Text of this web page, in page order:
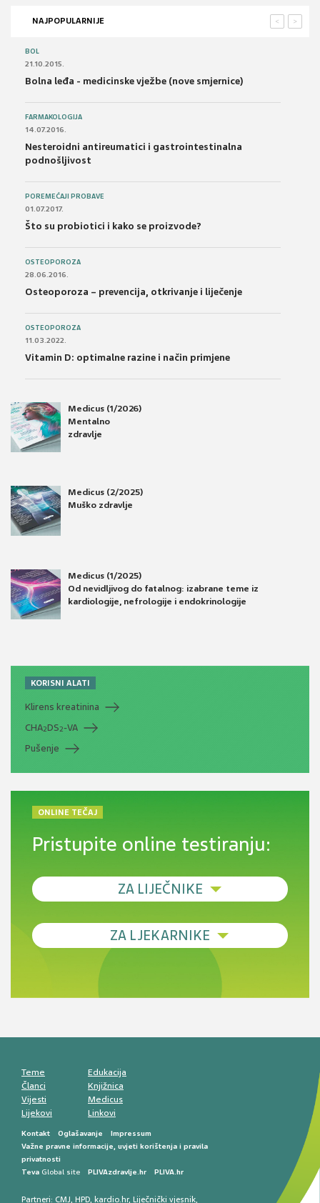
NAJPOPULARNIJE >
<
BOL
21.10.2015.
Bolna leđa - medicinske vježbe (nove smjernice)
FARMAKOLOGIJA
14.07.2016.
Nesteroidni antireumatici i gastrointestinalna
podnošljivost
POREMEĆAJI PROBAVE
01.07.2017.
Što su probiotici i kako se proizvode?
OSTEOPOROZA
28.06.2016.
Osteoporoza – prevencija, otkrivanje i liječenje
OSTEOPOROZA
11.03.2022.
Vitamin D: optimalne razine i način primjene
Medicus (1/2026)
Mentalno
zdravlje
Medicus (2/2025)
Muško zdravlje
Medicus (1/2025)
Od nevidljivog do fatalnog: izabrane teme iz
kardiologije, nefrologije i endokrinologije
KORISNI ALATI
Klirens kreatinina
CHA2DS2-VA
Pušenje
ONLINE TEČAJ
Pristupite online testiranju:
ZA LIJEČNIKE
Debljina - od prevencije do personalizirane
Novi pogled na migrenu: komorbiditeti, spolne
razlike i nove terapije
smetnji do rane onkološke dijagnostike
ZA LJEKARNIKE
Antikoagulansi u ljekarničkoj praksi –
Teme
Članci
Vijesti
Lijekovi
Edukacija
Knjižnica
Medicus
Linkovi
Kontakt Oglašavanje
Impressum
Važne pravne informacije, uvjeti korištenja i pravila
privatnosti
Teva Global site PLIVAzdravlje.hr PLIVA.hr
Partneri: CMJ, HPD, kardio.hr, Liječnički vjesnik,